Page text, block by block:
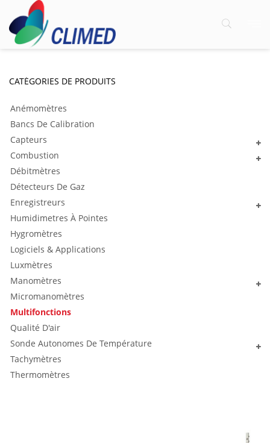
CATÉGORIES DE PRODUITS
Anémomètres
Bancs De Calibration
Capteurs
Combustion
Débitmètres
Détecteurs De Gaz
Enregistreurs
Humidimetres À Pointes
Hygromètres
Logiciels & Applications
Luxmètres
Manomètres
Micromanomètres
Multifonctions
Qualité D'air
Sonde Autonomes De Température
Tachymètres
Thermomètres